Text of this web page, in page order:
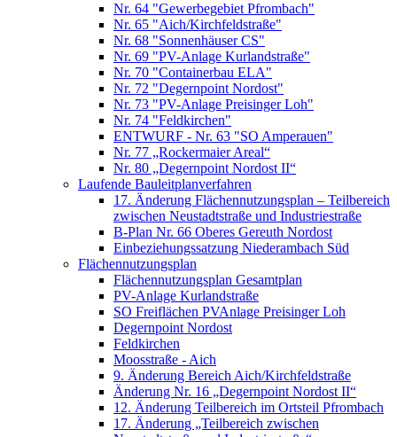
Nr. 64 "Gewerbegebiet Pfrombach"
Nr. 65 "Aich/Kirchfeldstraße"
Nr. 68 "Sonnenhäuser CS"
Nr. 69 "PV-Anlage Kurlandstraße"
Nr. 70 "Containerbau ELA"
Nr. 72 "Degernpoint Nordost"
Nr. 73 "PV-Anlage Preisinger Loh"
Nr. 74 "Feldkirchen"
ENTWURF - Nr. 63 "SO Amperauen"
Nr. 77 „Rockermaier Areal“
Nr. 80 „Degernpoint Nordost II“
Laufende Bauleitplanverfahren
17. Änderung Flächennutzungsplan – Teilbereich
zwischen Neustadtstraße und Industriestraße
B-Plan Nr. 66 Oberes Gereuth Nordost
Einbeziehungssatzung Niederambach Süd
Flächennutzungsplan
Flächennutzungsplan Gesamtplan
PV-Anlage Kurlandstraße
SO Freiflächen PV­Anlage Preisinger Loh
Degernpoint Nordost
Feldkirchen
Moosstraße - Aich
9. Änderung Bereich Aich/Kirchfeldstraße
Änderung Nr. 16 „Degernpoint Nordost II“
12. Änderung Teilbereich im Ortsteil Pfrombach
17. Änderung „Teilbereich zwischen